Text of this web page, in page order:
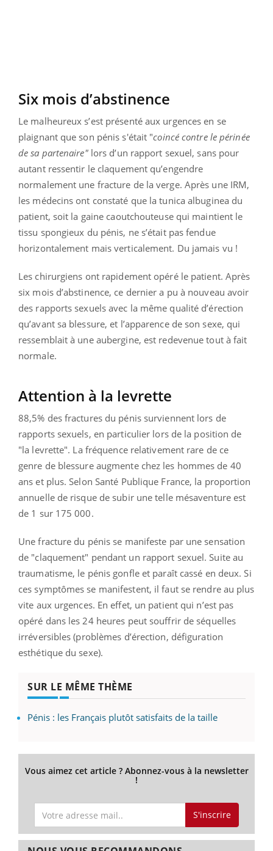
Six mois d’abstinence
Le malheureux s’est présenté aux urgences en se
plaignant que son pénis s'était "coincé contre le périnée
de sa partenaire"lors d’un rapport sexuel, sans pour
autant ressentir le claquement qu’engendre
normalement une fracture de la verge. Après une IRM,
les médecins ont constaté que la tunica albuginea du
patient, soit la gaine caoutchouteuse qui maintient le
tissu spongieux du pénis, ne s’était pas fendue
horizontalement mais verticalement. Du jamais vu !
Les chirurgiens ont rapidement opéré le patient. Après
six mois d’abstinence, ce dernier a pu à nouveau avoir
des rapports sexuels avec la même qualité d’érection
qu’avant sa blessure, et l’apparence de son sexe, qui
ressemblait à une aubergine, est redevenue tout à fait
normale.
Attention à la levrette
88,5% des fractures du pénis surviennent lors de
rapports sexuels, en particulier lors de la position de
"la levrette". La fréquence relativement rare de ce
genre de blessure augmente chez les hommes de 40
ans et plus. Selon Santé Publique France, la proportion
annuelle de risque de subir une telle mésaventure est
de 1 sur 175 000.
Une fracture du pénis se manifeste par une sensation
de "claquement" pendant un rapport sexuel. Suite au
traumatisme, le pénis gonfle et paraît cassé en deux. Si
ces symptômes se manifestent, il faut se rendre au plus
vite aux urgences. En effet, un patient qui n’est pas
opéré dans les 24 heures peut souffrir de séquelles
irréversibles (problèmes d’érection, défiguration
esthétique du sexe).
SUR LE MÊME THÈME
Pénis : les Français plutôt satisfaits de la taille
Vous aimez cet article ? Abonnez-vous à la newsletter
!
S'inscrire